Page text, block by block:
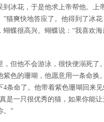
到冰花，于是他求上帝帮他。上
”猫爽快地答应了。他得到了冰
蝴蝶很高兴。蝴蝶说：“我喜欢
他不会游泳，很快便溺死了。
紫色的珊瑚，他愿意用一条命换
4条命了。他带着紫色珊瑚回来见
是一只很优秀的猫，如果你能让
。”